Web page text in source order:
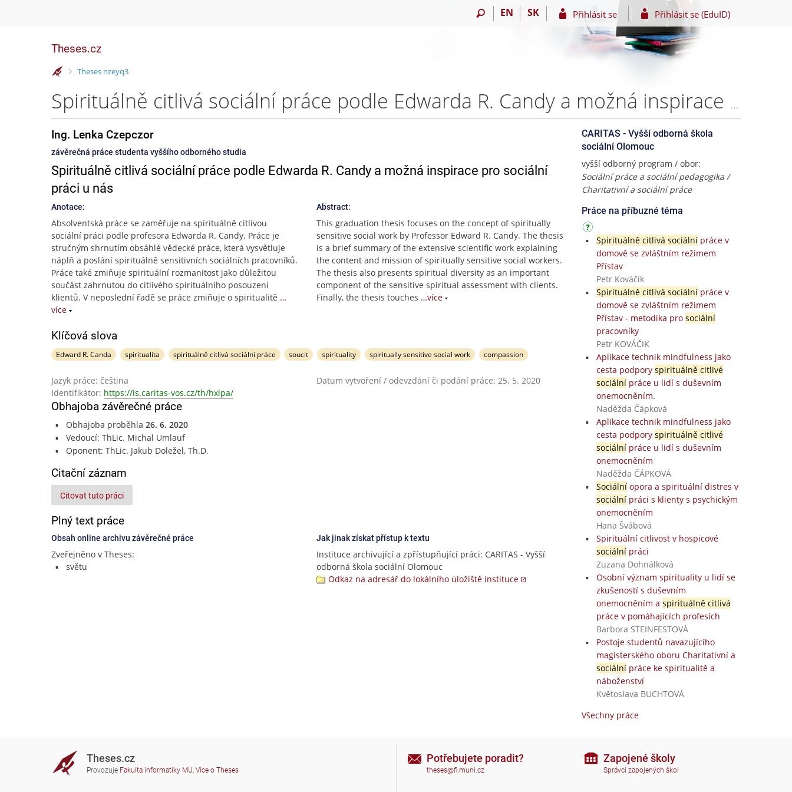
EN SK Přihlásit se Přihlásit se (EduID)
Theses.cz
>
Theses nzeyq3
Spirituálně citlivá sociální práce podle Edwarda R. Candy a možná inspirace pro sociální práci u nás – Ing. Lenka Czepczor
Ing. Lenka Czepczor
závěrečná práce studenta vyššího odborného studia
Spirituálně citlivá sociální práce podle Edwarda R. Candy a možná inspirace pro sociální
práci u nás
Anotace:
Absolventská práce se zaměřuje na spirituálně citlivou
sociální práci podle profesora Edwarda R. Candy. Práce je
stručným shrnutím obsáhlé vědecké práce, která vysvětluje
náplň a poslání spirituálně sensitivních sociálních pracovníků.
Práce také zmiňuje spirituální rozmanitost jako důležitou
součást zahrnutou do citlivého spirituálního posouzení
klientů. V neposlední řadě se práce zmiňuje o spiritualitě …
více
Abstract:
This graduation thesis focuses on the concept of spiritually
sensitive social work by Professor Edward R. Candy. The thesis
is a brief summary of the extensive scientific work explaining
the content and mission of spiritually sensitive social workers.
The thesis also presents spiritual diversity as an important
component of the sensitive spiritual assessment with clients.
Finally, the thesis touches …více
Klíčová slova
Edward R. Canda spiritualita spirituálně citlivá sociální práce soucit spirituality spiritually sensitive social work compassion
Jazyk práce: čeština
Datum vytvoření / odevzdání či podání práce: 25. 5. 2020
Identifikátor: https://is.caritas-vos.cz/th/hxlpa/
Obhajoba závěrečné práce
Obhajoba proběhla 26. 6. 2020
Vedoucí: ThLic. Michal Umlauf
Oponent: ThLic. Jakub Doležel, Th.D.
Citační záznam
Citovat tuto práci
Plný text práce
Obsah online archivu závěrečné práce
Zveřejněno v Theses:
světu
Jak jinak získat přístup k textu
Instituce archivující a zpřístupňující práci: CARITAS - Vyšší
odborná škola sociální Olomouc
Odkaz na adresář do lokálního úložiště instituce
CARITAS - Vyšší odborná škola
sociální Olomouc
vyšší odborný program / obor:
Sociální práce a sociální pedagogika /
Charitativní a sociální práce
Práce na příbuzné téma
Spirituálně citlivá sociálnípráce v
domově se zvláštním režimem
Přístav
Petr Kováčik
Spirituálně citlivá sociálnípráce v
domově se zvláštním režimem
Přístav - metodika pro sociální
pracovníky
Petr KOVÁČIK
Aplikace technik mindfulness jako
cesta podpory spirituálně citlivé
sociálnípráce u lidí s duševním
onemocněním.
Naděžda Čápková
Aplikace technik mindfulness jako
cesta podpory spirituálně citlivé
sociálnípráce u lidí s duševním
onemocněním
Naděžda ČÁPKOVÁ
Sociálníopora a spirituální distres v
sociálnípráci s klienty s psychickým
onemocněním
Hana Švábová
Spirituální citlivost v hospicové
sociálnípráci
Zuzana Dohnálková
Osobní význam spirituality u lidí se
zkušeností s duševním
onemocněním a spirituálně citlivá
práce v pomáhajících profesích
Barbora STEINFESTOVÁ
Postoje studentů navazujícího
magisterského oboru Charitativní a
sociálnípráce ke spiritualitě a
náboženství
Květoslava BUCHTOVÁ
Všechny práce
Theses.cz
Provozuje Fakulta informatiky MU, Více o Theses
Potřebujete poradit?
theses@fi.muni.cz
Zapojené školy
Správci zapojených škol